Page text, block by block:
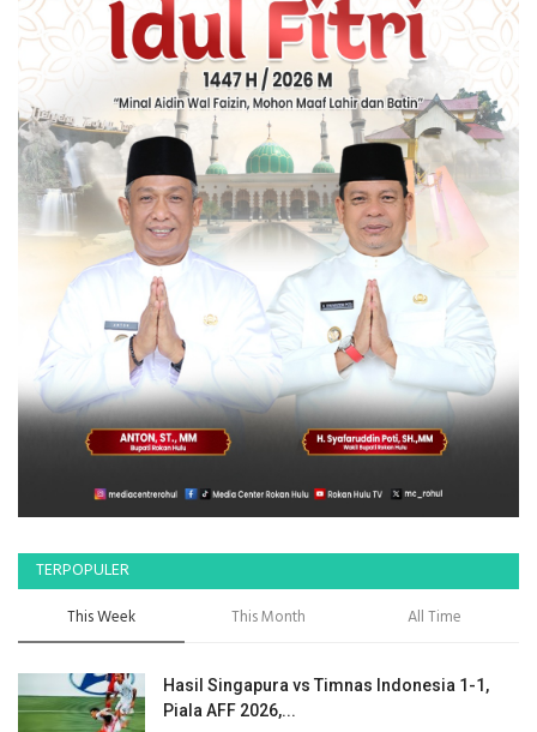
TERPOPULER
This Week This Month All Time
Hasil Singapura vs Timnas Indonesia 1-1,
Piala AFF 2026,...